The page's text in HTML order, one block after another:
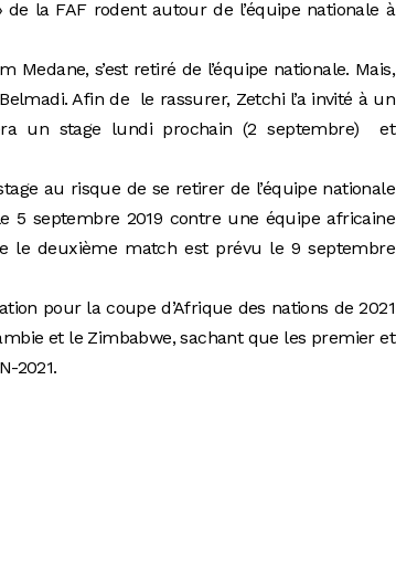
la FAF rodent autour de l’équipe nationale à
Medane, s’est retiré de l’équipe nationale. Mais,
Afin de le rassurer, Zetchi l’a invité à un
un stage lundi prochain (2 septembre) et
au risque de se retirer de l’équipe nationale
5 septembre 2019 contre une équipe africaine
le deuxième match est prévu le 9 septembre
pour la coupe d’Afrique des nations de 2021
et le Zimbabwe, sachant que les premier et
2021.